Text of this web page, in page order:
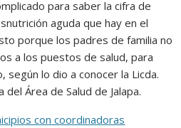
para saber la cifra de
aguda que hay en el
porque los padres de familia no
a los puestos de salud, para
lo dio a conocer la Licda.
Área de Salud de Jalapa.
con coordinadoras